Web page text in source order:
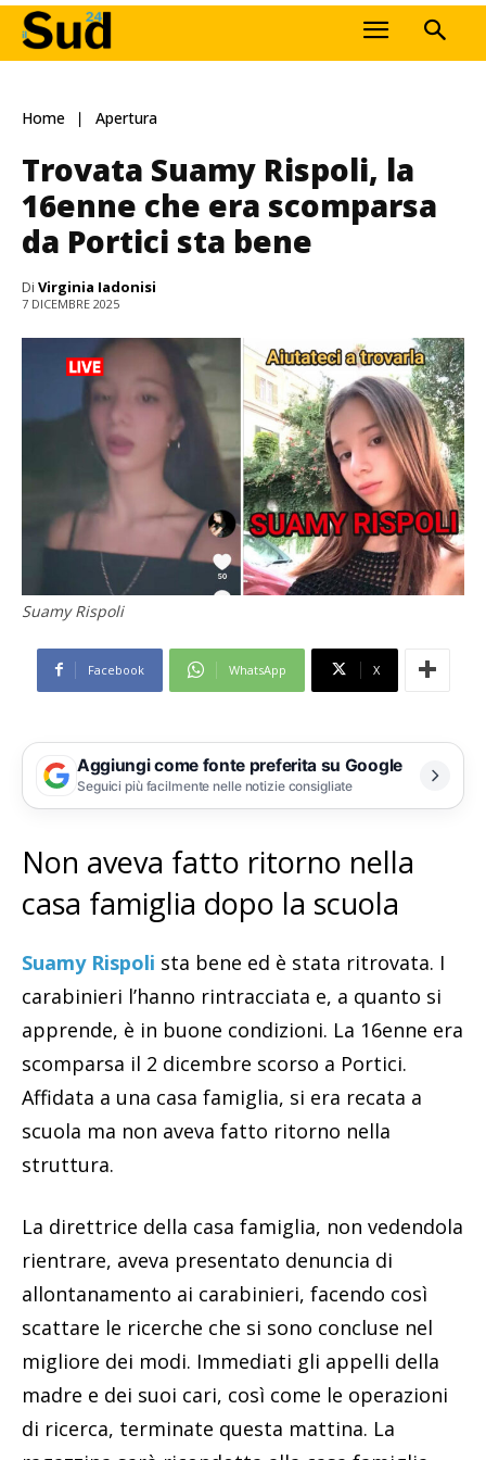
Home Apertura
Trovata Suamy Rispoli, la
16enne che era scomparsa
da Portici sta bene
Di Virginia Iadonisi
7 DICEMBRE 2025
Suamy Rispoli
Facebook WhatsApp X
Aggiungi come fonte preferita su Google
Seguici più facilmente nelle notizie consigliate
Non aveva fatto ritorno nella
casa famiglia dopo la scuola
Suamy Rispoli sta bene ed è stata ritrovata. I
carabinieri l’hanno rintracciata e, a quanto si
apprende, è in buone condizioni. La 16enne era
scomparsa il 2 dicembre scorso a Portici.
Affidata a una casa famiglia, si era recata a
scuola ma non aveva fatto ritorno nella
struttura.
La direttrice della casa famiglia, non vedendola
rientrare, aveva presentato denuncia di
allontanamento ai carabinieri, facendo così
scattare le ricerche che si sono concluse nel
migliore dei modi. Immediati gli appelli della
madre e dei suoi cari, così come le operazioni
di ricerca, terminate questa mattina. La